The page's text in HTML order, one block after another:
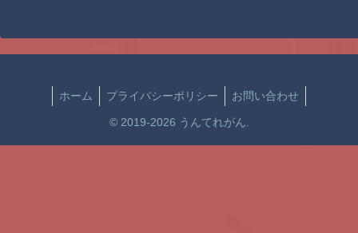
ホーム プライバシーポリシー お問い合わせ
© 2019-2026 うんてれがん.